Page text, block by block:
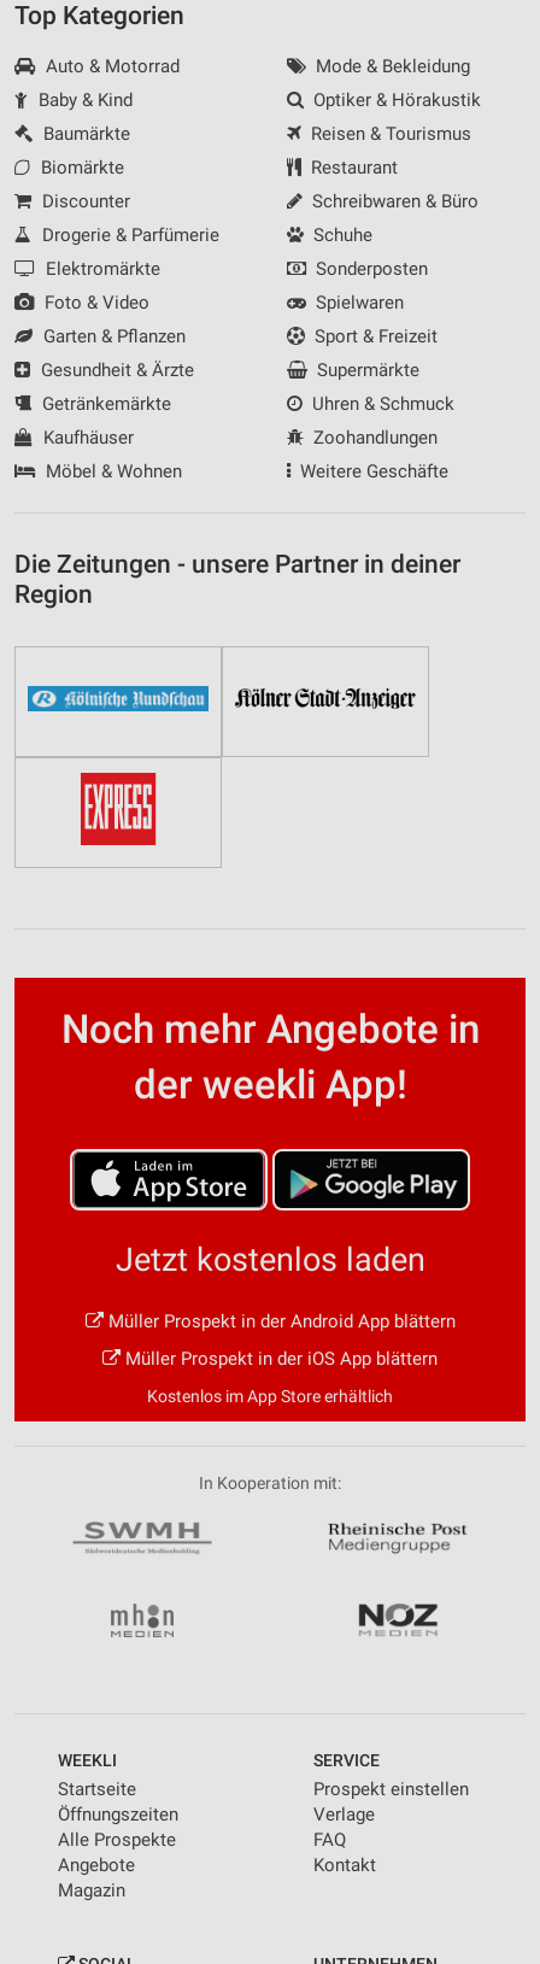
Top Kategorien
Auto & Motorrad
Baby & Kind
Baumärkte
Biomärkte
Discounter
Drogerie & Parfümerie
Elektromärkte
Foto & Video
Garten & Pflanzen
Gesundheit & Ärzte
Getränkemärkte
Kaufhäuser
Möbel & Wohnen
Mode & Bekleidung
Optiker & Hörakustik
Reisen & Tourismus
Restaurant
Schreibwaren & Büro
Schuhe
Sonderposten
Spielwaren
Sport & Freizeit
Supermärkte
Uhren & Schmuck
Zoohandlungen
Weitere Geschäfte
Die Zeitungen - unsere Partner in deiner
Region
Noch mehr Angebote in
der weekli App!
Jetzt kostenlos laden
Müller Prospekt in der Android App blättern
Müller Prospekt in der iOS App blättern
Kostenlos im App Store erhältlich
In Kooperation mit:
WEEKLI
Startseite
Öffnungszeiten
Alle Prospekte
Angebote
Magazin
SERVICE
Prospekt einstellen
Verlage
FAQ
Kontakt